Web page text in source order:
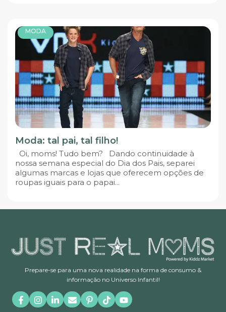
MODA
Moda: tal pai, tal filho!
Oi, moms! Tudo bem? Dando continuidade à
nossa semana especial do Dia dos Pais, separei
algumas marcas e lojas que oferecem opções de
roupas iguais para o papai...
Prepare-se para uma nova realidade na forma de consumo &
informação no Universo Infantil!